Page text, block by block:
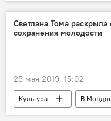
Россия Пермь
Светлана Тома раскрыла
сохранения молодости
25 мая 2019, 15:02
Культура В
Новости
Общество